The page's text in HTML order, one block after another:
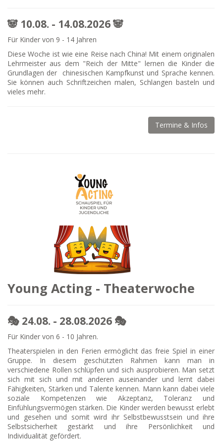
🐼 10.08. - 14.08.2026 🐼
Für Kinder von 9 - 14 Jahren
Diese Woche ist wie eine Reise nach China! Mit einem originalen
Lehrmeister aus dem "Reich der Mitte" lernen die Kinder die
Grundlagen der chinesischen Kampfkunst und Sprache kennen.
Sie können auch Schriftzeichen malen, Schlangen basteln und
vieles mehr.
Termine & Infos
Young Acting - Theaterwoche
🎭 24.08. - 28.08.2026 🎭
Für Kinder von 6 - 10 Jahren.
Theaterspielen in den Ferien ermöglicht das freie Spiel in einer
Gruppe. In diesem geschützten Rahmen kann man in
verschiedene Rollen schlüpfen und sich ausprobieren. Man setzt
sich mit sich und mit anderen auseinander und lernt dabei
Fähigkeiten, Stärken und Talente kennen. Mann kann dabei viele
soziale Kompetenzen wie Akzeptanz, Toleranz und
Einfühlungsvermögen stärken. Die Kinder werden bewusst erlebt
und gesehen und somit wird ihr Selbstbewusstsein und ihre
Selbstsicherheit gestärkt und ihre Persönlichkeit und
Individualität gefördert.